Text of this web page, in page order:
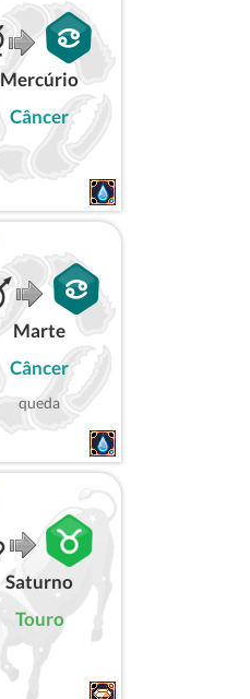
Mercúrio
Câncer
Marte
Câncer
queda
Saturno
Touro